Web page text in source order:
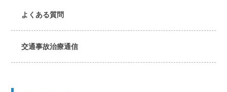
よくある質問
交通事故治療通信